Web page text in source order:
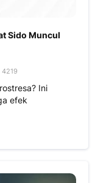
Sido Muncul
4219
Ini
efek